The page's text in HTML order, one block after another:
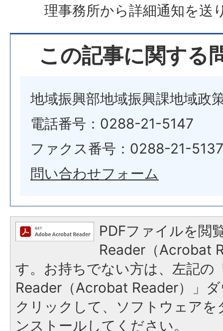
理事務所から詳細通知を送
この記事に関する
地域振興部地域振興課地域政
電話番号：0288-21-5147
ファクス番号：0288-21-5137
問い合わせフォーム
PDFファイルを閲
Reader（Acrobat
す。お持ちでない方は、左記の
Reader（Acrobat Reader）」
クリックして、ソフトウェア
ンストールしてください。